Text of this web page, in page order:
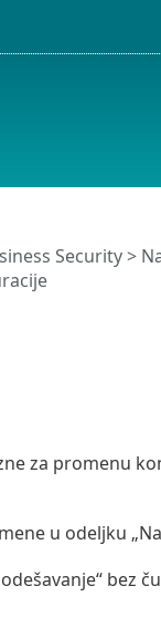
Security>
za promenu
u odeljku
bez